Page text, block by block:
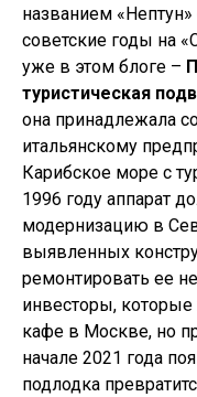
названием
советские годы на
уже в этом блоге –
туристическая
она принадлежала
итальянскому
Карибское море с
1996 году аппарат
модернизацию в
выявленных
ремонтировать ее
инвесторы, которые
кафе в Москве, но
начале 2021 года
подлодка